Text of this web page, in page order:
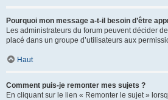
Pourquoi mon message a-t-il besoin d’être
Les administrateurs du forum peuvent décider
placé dans un groupe d’utilisateurs aux
Haut
Comment puis-je remonter mes sujets ?
En cliquant sur le lien « Remonter le sujet »